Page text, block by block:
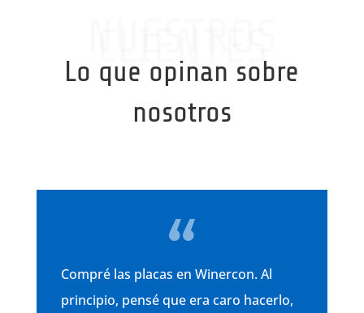
CLIENTES
Lo que opinan sobre
nosotros
Compré las placas en Winercon. Al
principio, pensé que era caro hacerlo,